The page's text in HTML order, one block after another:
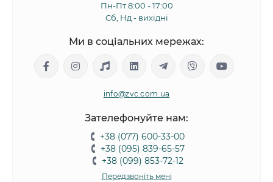
Пн-Пт 8:00 - 17:00
Сб, Нд - вихідні
Ми в соціальних мережах:
info@zvc.com.ua
Зателефонуйте нам:
+38 (077) 600-33-00
+38 (095) 839-65-57
+38 (099) 853-72-12
Передзвоніть мені